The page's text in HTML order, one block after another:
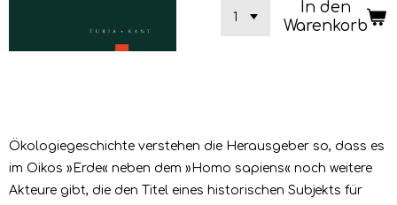
In den
Warenkorb
Ökologiegeschichte verstehen die Herausgeber so, dass es
im Oikos »Erde« neben dem »Homo sapiens« noch weitere
Akteure gibt, die den Titel eines historischen Subjekts für